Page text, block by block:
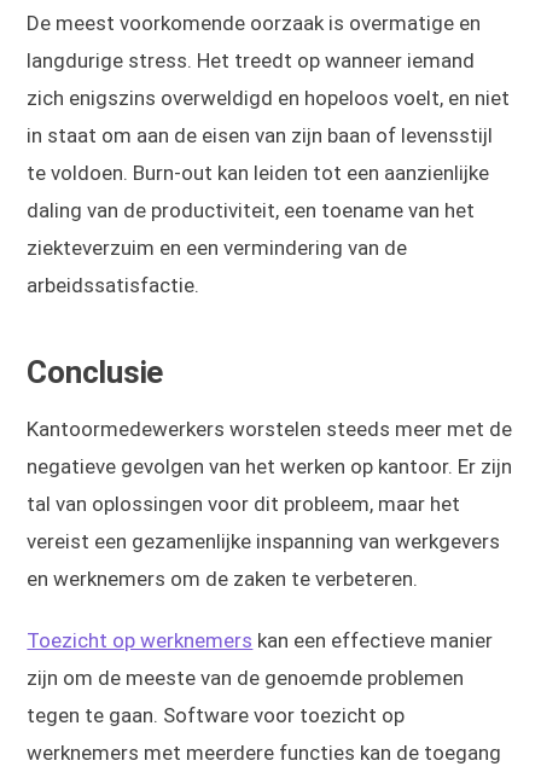
De meest voorkomende oorzaak is overmatige en
langdurige stress. Het treedt op wanneer iemand
zich enigszins overweldigd en hopeloos voelt, en niet
in staat om aan de eisen van zijn baan of levensstijl
te voldoen. Burn-out kan leiden tot een aanzienlijke
daling van de productiviteit, een toename van het
ziekteverzuim en een vermindering van de
arbeidssatisfactie.
Conclusie
Kantoormedewerkers worstelen steeds meer met de
negatieve gevolgen van het werken op kantoor. Er zijn
tal van oplossingen voor dit probleem, maar het
vereist een gezamenlijke inspanning van werkgevers
en werknemers om de zaken te verbeteren.
Toezicht op werknemers kan een effectieve manier
zijn om de meeste van de genoemde problemen
tegen te gaan. Software voor toezicht op
werknemers met meerdere functies kan de toegang